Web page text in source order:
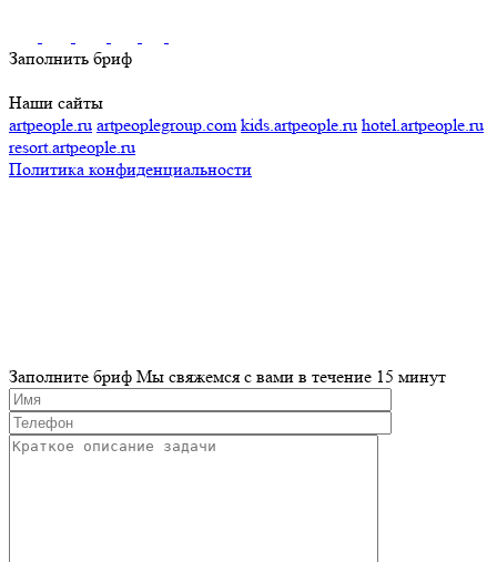
Заполнить бриф
Наши сайты
artpeople.ru artpeoplegroup.com kids.artpeople.ru hotel.artpeople.ru
resort.artpeople.ru
Политика конфиденциальности
Заполните бриф Мы свяжемся с вами в течение 15 минут